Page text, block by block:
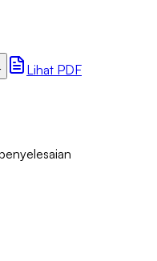
Lihat PDF